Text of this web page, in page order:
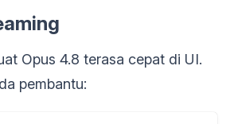
Opus 4.8 terasa cepat di UI.
pembantu: